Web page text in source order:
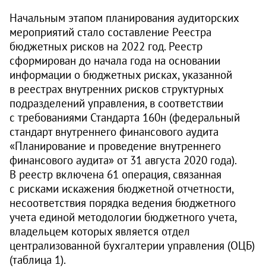
Начальным этапом планирования аудиторских
мероприятий стало составление Реестра
бюджетных рисков на 2022 год. Реестр
сформирован до начала года на основании
информации о бюджетных рисках, указанной
в реестрах внутренних рисков структурных
подразделений управления, в соответствии
с требованиями Стандарта 160н (федеральный
стандарт внутреннего финансового аудита
«Планирование и проведение внутреннего
финансового аудита» от 31 августа 2020 года).
В реестр включена 61 операция, связанная
с рисками искажения бюджетной отчетности,
несоответствия порядка ведения бюджетного
учета единой методологии бюджетного учета,
владельцем которых является отдел
централизованной бухгалтерии управления (ОЦБ)
(таблица 1).